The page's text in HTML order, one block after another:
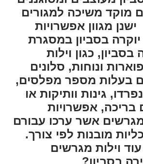
מוקד משיכה למגורים
מגוון אפשרויות
בסביון במסגרת
כגון וילות
ונוחות, סלונים
בעלות מספר מפלסים,
גינות וותיקות או
בריכה, אפשרויות
אשר ערכו עבורם
מובנות לפי צורך.
וילות מגרשים
בסביון?